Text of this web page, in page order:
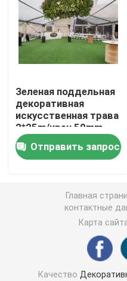
Декоративная
Искусственная
Лепестки
Шарик
Искусственные
Декоративные
Искусственная
Зеленая поддельная
декоративная
искусственная трава
2*25m/крен 50mm
для на открытом
воздухе событий
Отправить запрос
Главная
контактные
Карта
Качество